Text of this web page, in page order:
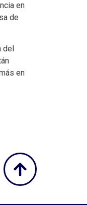
en
de
en